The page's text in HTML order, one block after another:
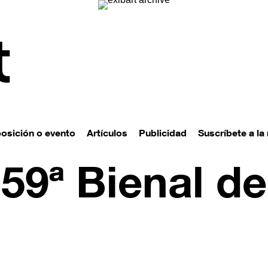
o evento Artículos Publicidad Suscríbete a
Bienal